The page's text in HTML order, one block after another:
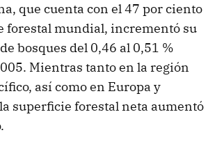
que cuenta con el 47 por ciento
forestal mundial, incrementó su
bosques del 0,46 al 0,51 %
Mientras tanto en la región
así como en Europa y
superficie forestal neta aumentó